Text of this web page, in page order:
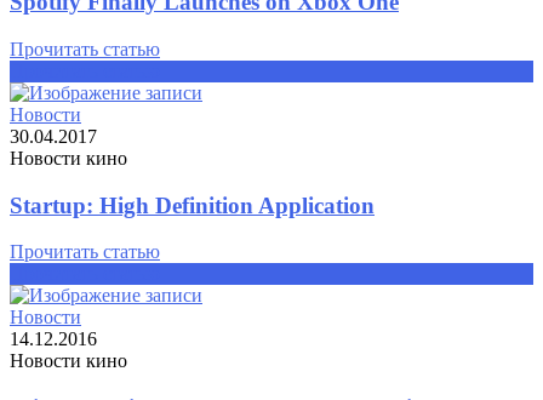
Прочитать статью
Новости
30.04.2017
Новости кино
Startup: High Definition Application
Прочитать статью
Новости
14.12.2016
Новости кино